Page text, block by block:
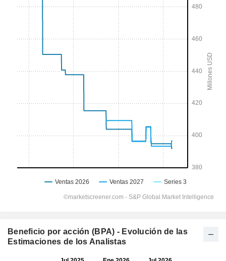
Beneficio por acción (BPA) - Evolución de las
Estimaciones de los Analistas